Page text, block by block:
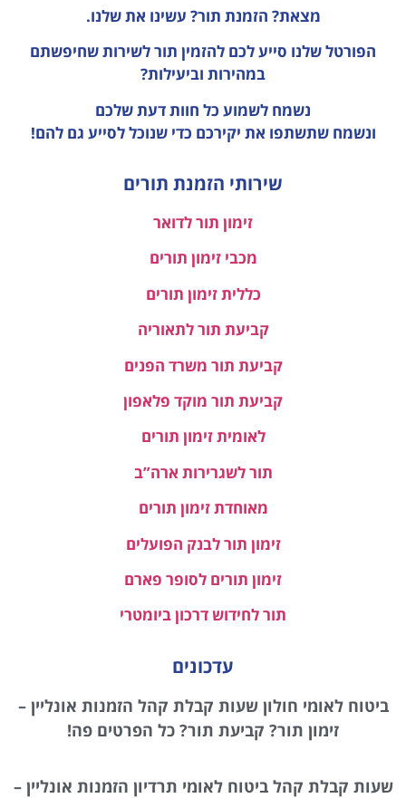
מצאת? הזמנת תור? עשינו את שלנו.
הפורטל שלנו סייע לכם להזמין תור לשירות שחיפשתם
במהירות וביעילות?
נשמח לשמוע כל חוות דעתשלכם
ונשמח שתשתפו את יקירכם כדי שנוכל לסייע גם להם!
שירותי הזמנת תורים
זימון תור לדואר
מכבי זימון תורים
כללית זימון תורים
קביעת תור לתאוריה
קביעת תור משרד הפנים
קביעת תור מוקד פלאפון
לאומית זימון תורים
תור לשגרירות ארה”ב
מאוחדת זימון תורים
זימון תור לבנק הפועלים
זימון תורים לסופר פארם
תור לחידוש דרכון ביומטרי
עדכונים
ביטוח לאומי חולון שעות קבלת קהל הזמנות אונליין –
זימון תור? קביעת תור? כל הפרטים פה!
שעות קבלת קהל ביטוח לאומי תרדיון הזמנות אונליין –